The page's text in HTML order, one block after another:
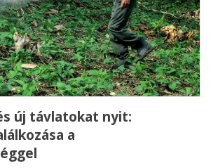
új távlatokat nyit:
a